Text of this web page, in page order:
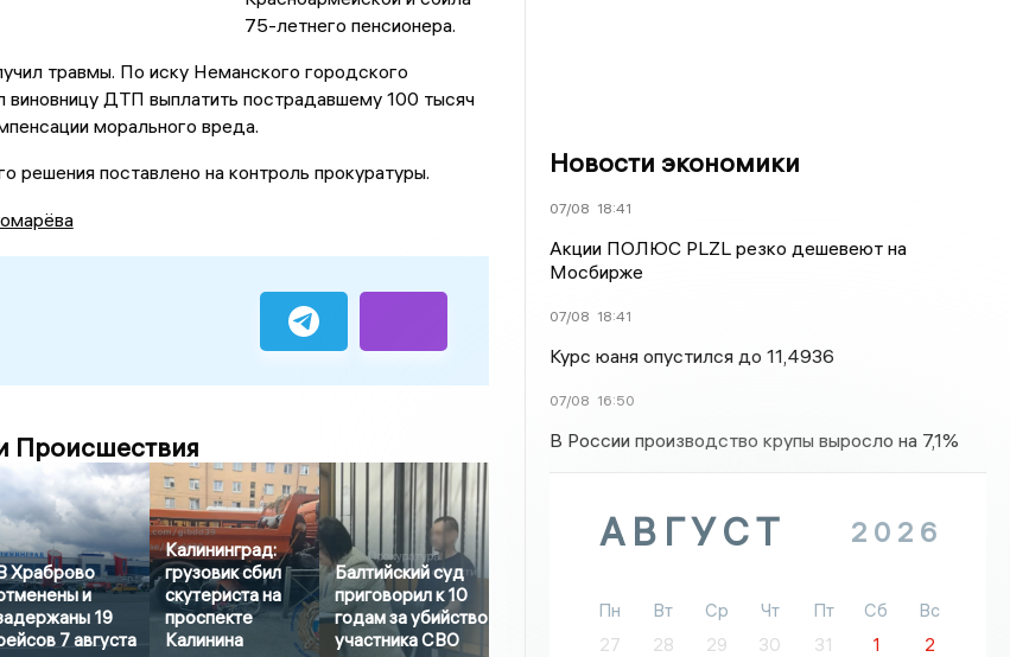
75-летнего пенсионера.
травмы. По иску Неманского городского
виновницу ДТП выплатить пострадавшему 100 тысяч
морального вреда.
решения поставлено на контроль прокуратуры.
Происшествия
Храброво
и
19
7 августа
Калининград:
грузовик сбил
скутериста на
проспекте
Калинина
Балтийский суд
приговорил к 10
годам за убийство
участника СВО
Новости экономики
07/08 18:41
Акции ПОЛЮС PLZL резко дешевеют на
Мосбирже
07/08 18:41
Курс юаня опустился до 11,4936
07/08 16:50
В России производство крупы выросло на 7,1%
АВГУСТ 2026
Пн Вт Ср Чт Пт Сб
Вс
27
28 29 30 31 1
2